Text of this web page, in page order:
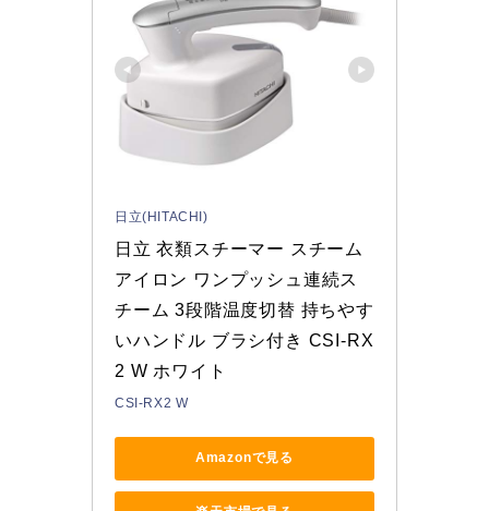
日立(HITACHI)
日立 衣類スチーマー スチーム
アイロン ワンプッシュ連続ス
チーム 3段階温度切替 持ちやす
いハンドル ブラシ付き CSI-RX
2 W ホワイト
CSI-RX2 W
Amazonで見る